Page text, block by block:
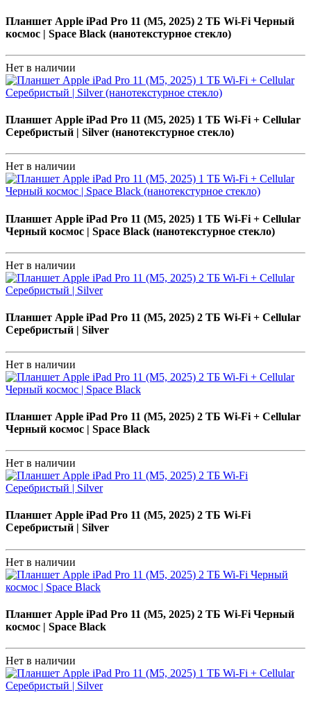
Планшет Apple iPad Pro 11 (M5, 2025) 2 ТБ Wi-Fi Черный
космос | Space Black (нанотекстурное стекло)
Нет в наличии
Планшет Apple iPad Pro 11 (M5, 2025) 1 ТБ Wi-Fi + Cellular
Серебристый | Silver (нанотекстурное стекло)
Нет в наличии
Планшет Apple iPad Pro 11 (M5, 2025) 1 ТБ Wi-Fi + Cellular
Черный космос | Space Black (нанотекстурное стекло)
Нет в наличии
Планшет Apple iPad Pro 11 (M5, 2025) 2 ТБ Wi-Fi + Cellular
Серебристый | Silver
Нет в наличии
Планшет Apple iPad Pro 11 (M5, 2025) 2 ТБ Wi-Fi + Cellular
Черный космос | Space Black
Нет в наличии
Планшет Apple iPad Pro 11 (M5, 2025) 2 ТБ Wi-Fi
Серебристый | Silver
Нет в наличии
Планшет Apple iPad Pro 11 (M5, 2025) 2 ТБ Wi-Fi Черный
космос | Space Black
Нет в наличии